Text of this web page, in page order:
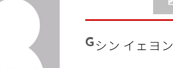
Gシン イェヨン